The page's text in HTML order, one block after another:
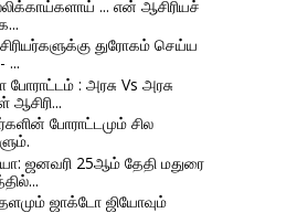
... என் ஆசிரியச்
துரோகம் செய்ய
...
: அரசு Vs அரசு
போராட்டமும் சில
ஜனவரி 25ஆம் தேதி மதுரை
ஜாக்டோ ஜியோவும்